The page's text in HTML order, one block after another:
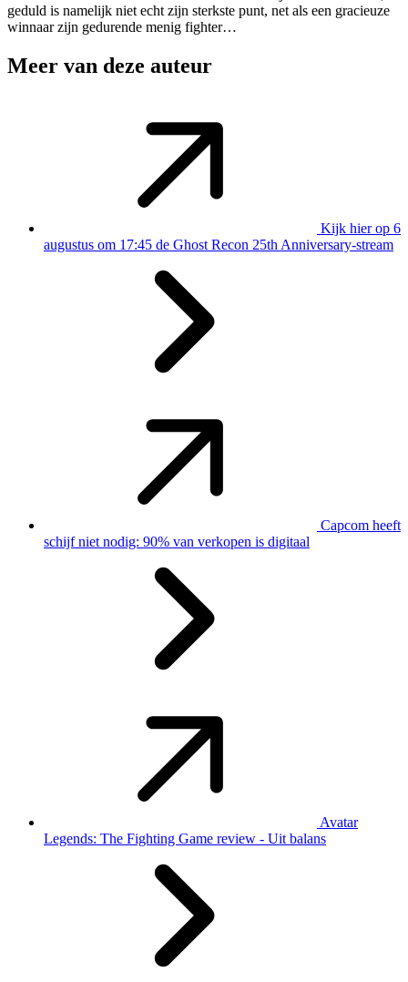
geduld is namelijk niet echt zijn sterkste punt, net als een gracieuze
winnaar zijn gedurende menig fighter…
Meer van deze auteur
Kijk hier op 6
augustus om 17:45 de Ghost Recon 25th Anniversary-stream
Capcom heeft
schijf niet nodig: 90% van verkopen is digitaal
Avatar
Legends: The Fighting Game review - Uit balans